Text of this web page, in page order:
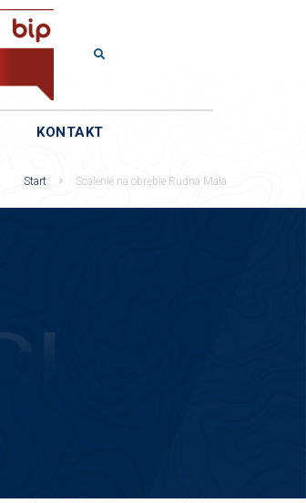
KONTAKT
Start Scalenie na obrębie Rudna Mała